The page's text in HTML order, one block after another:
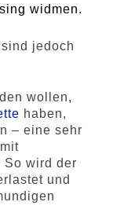
widmen.
jedoch
wollen,
haben,
– eine sehr
So wird der
und